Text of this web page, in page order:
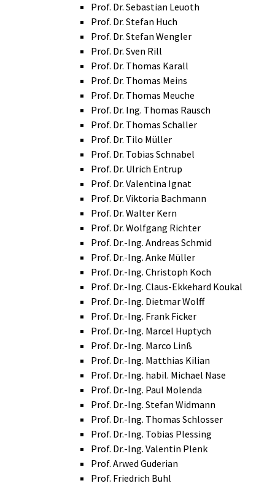
Prof. Dr. Sebastian Leuoth
Prof. Dr. Stefan Huch
Prof. Dr. Stefan Wengler
Prof. Dr. Sven Rill
Prof. Dr. Thomas Karall
Prof. Dr. Thomas Meins
Prof. Dr. Thomas Meuche
Prof. Dr. Ing. Thomas Rausch
Prof. Dr. Thomas Schaller
Prof. Dr. Tilo Müller
Prof. Dr. Tobias Schnabel
Prof. Dr. Ulrich Entrup
Prof. Dr. Valentina Ignat
Prof. Dr. Viktoria Bachmann
Prof. Dr. Walter Kern
Prof. Dr. Wolfgang Richter
Prof. Dr.-Ing. Andreas Schmid
Prof. Dr.-Ing. Anke Müller
Prof. Dr.-Ing. Christoph Koch
Prof. Dr.-Ing. Claus-Ekkehard Koukal
Prof. Dr.-Ing. Dietmar Wolff
Prof. Dr.-Ing. Frank Ficker
Prof. Dr.-Ing. Marcel Huptych
Prof. Dr.-Ing. Marco Linß
Prof. Dr.-Ing. Matthias Kilian
Prof. Dr.-Ing. habil. Michael Nase
Prof. Dr.-Ing. Paul Molenda
Prof. Dr.-Ing. Stefan Widmann
Prof. Dr.-Ing. Thomas Schlosser
Prof. Dr.-Ing. Tobias Plessing
Prof. Dr.-Ing. Valentin Plenk
Prof. Arwed Guderian
Prof. Friedrich Buhl